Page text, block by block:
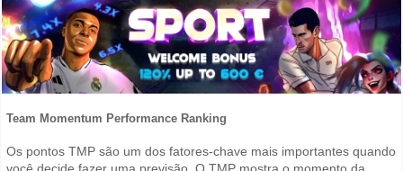
Team Momentum Performance Ranking
Os pontos TMP são um dos fatores-chave mais importantes quando